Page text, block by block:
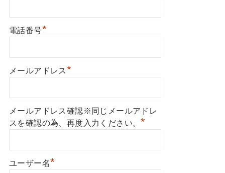
電話番号*
メールアドレス*
メールアドレス確認※同じメールアドレ
スを確認の為、再度入力ください。*
ユーザー名*